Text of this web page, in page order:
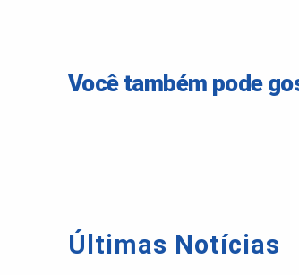
Você também pode
Últimas Notícias